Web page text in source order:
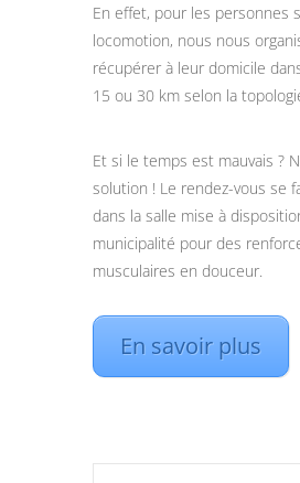
En effet, pour les personnes
locomotion, nous nous
récupérer à leur domicile
15 ou 30 km selon la
Et si le temps est mauvais ?
solution ! Le rendez-vous se
dans la salle mise à
municipalité pour des
musculaires en douceur.
En savoir plus